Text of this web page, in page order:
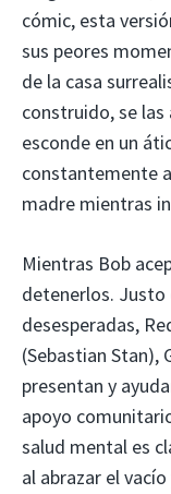
cómic, esta
sus peores
de la casa
construido, se las
esconde en un
constantemente
madre mientras
Mientras Bob
detenerlos. Justo
desesperadas,
(Sebastian Stan),
presentan y
apoyo
salud mental es
al abrazar el